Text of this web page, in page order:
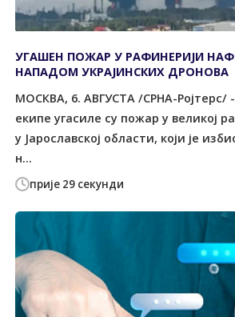
прије 29 секунди
УГАШЕН ПОЖАР У РАФИНЕРИЈИ
НАПАДОМ УКРАЈИНСКИХ ДРОНОВА
МОСКВА, 6. АВГУСТА /СРНА-Ројтерс/
екипе угасиле су пожар у великој
у Јарославској области, који је
н...